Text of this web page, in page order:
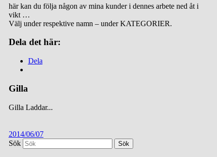
här kan du följa någon av mina kunder i dennes arbete ned åt i
vikt …
Välj under respektive namn – under KATEGORIER.
Dela det här:
Dela
Gilla
Gilla Laddar...
2014/06/07
Sök